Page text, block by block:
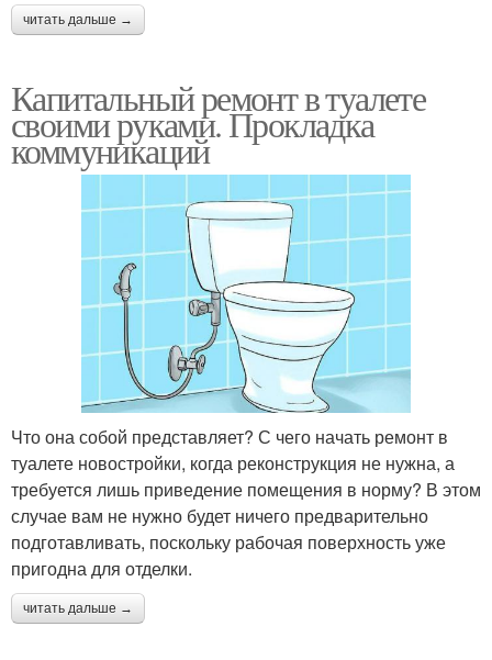
читать дальше →
Капитальный ремонт в туалете
своими руками. Прокладка
коммуникаций
Что она собой представляет? С чего начать ремонт в
туалете новостройки, когда реконструкция не нужна, а
требуется лишь приведение помещения в норму? В этом
случае вам не нужно будет ничего предварительно
подготавливать, поскольку рабочая поверхность уже
пригодна для отделки.
читать дальше →